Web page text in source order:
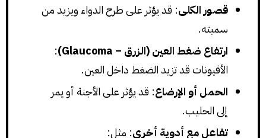
قصور الكلى: قد يؤثر على طرح الدواء ويزيد من
سميته.
ارتفاع ضغط العين (الزرق – Glaucoma)
:
الأفيونات قد تزيد الضغط داخل العين.
الحمل أو الإرضاع: قد يؤثر على الأجنة أو يمر
إلى الحليب.
تفاعل مع أدوية أخرى: مثل: